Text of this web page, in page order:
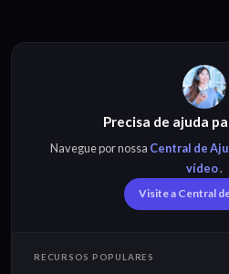
Precisa de ajuda
Navegue por nossa Central de
vídeo.
Visite a Central
RECURSOS POPULARES